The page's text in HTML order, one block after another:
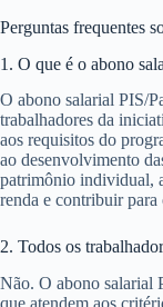
Perguntas frequentes
1. O que é o abono
O abono salarial PIS/
trabalhadores da
aos requisitos do
ao desenvolvimento
patrimônio individual,
renda e contribuir
2. Todos os
Não. O abono salarial